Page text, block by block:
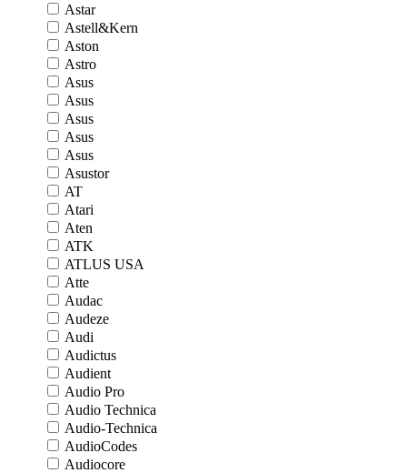
Astar
Astell&Kern
Aston
Astro
Asus
Asus
Asus
Asus
Asus
Asustor
AT
Atari
Aten
ATK
ATLUS USA
Atte
Audac
Audeze
Audi
Audictus
Audient
Audio Pro
Audio Technica
Audio-Technica
AudioCodes
Audiocore